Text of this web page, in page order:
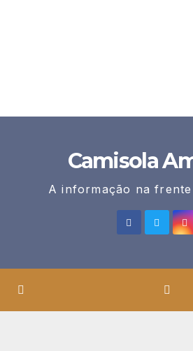
Camisola
A informação na